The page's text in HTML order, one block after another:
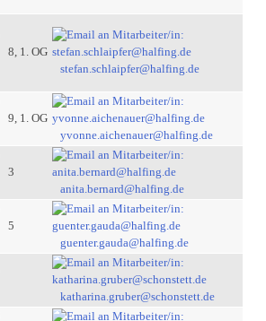
8, 1. OG
stefan.schlaipfer@halfing.de
9, 1. OG
yvonne.aichenauer@halfing.de
3
anita.bernard@halfing.de
5
guenter.gauda@halfing.de
katharina.gruber@schonstett.de